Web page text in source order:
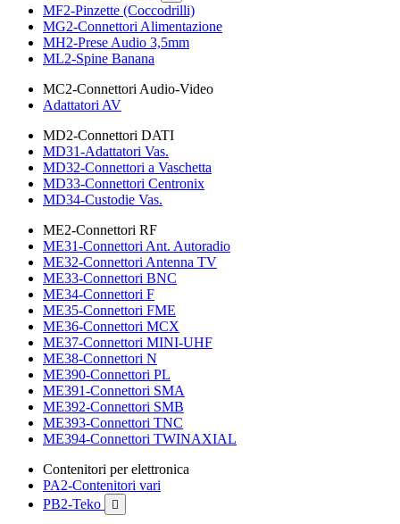
MF2-Pinzette (Coccodrilli)
MG2-Connettori Alimentazione
MH2-Prese Audio 3,5mm
ML2-Spine Banana
MC2-Connettori Audio-Video
Adattatori AV
MD2-Connettori DATI
MD31-Adattatori Vas.
MD32-Connettori a Vaschetta
MD33-Connettori Centronix
MD34-Custodie Vas.
ME2-Connettori RF
ME31-Connettori Ant. Autoradio
ME32-Connettori Antenna TV
ME33-Connettori BNC
ME34-Connettori F
ME35-Connettori FME
ME36-Connettori MCX
ME37-Connettori MINI-UHF
ME38-Connettori N
ME390-Connettori PL
ME391-Connettori SMA
ME392-Connettori SMB
ME393-Connettori TNC
ME394-Connettori TWINAXIAL
Contenitori per elettronica
PA2-Contenitori vari
PB2-Teko
